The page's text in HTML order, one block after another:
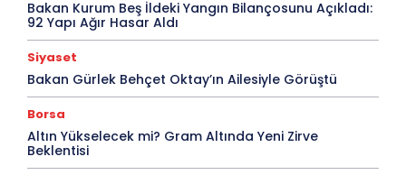
Bakan Kurum Beş İldeki Yangın Bilançosunu Açıkladı:
92 Yapı Ağır Hasar Aldı
Siyaset
Bakan Gürlek Behçet Oktay’ın Ailesiyle Görüştü
Borsa
Altın Yükselecek mi? Gram Altında Yeni Zirve
Beklentisi